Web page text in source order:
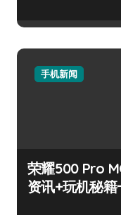
手机新闻
荣耀500 Pro
资讯+玩机秘